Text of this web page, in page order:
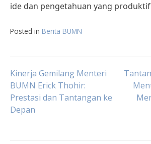
ide dan pengetahuan yang
Posted in Berita BUMN
Post
navigation
Kinerja Gemilang Menteri
BUMN Erick Thohir:
Prestasi dan Tantangan ke
Depan